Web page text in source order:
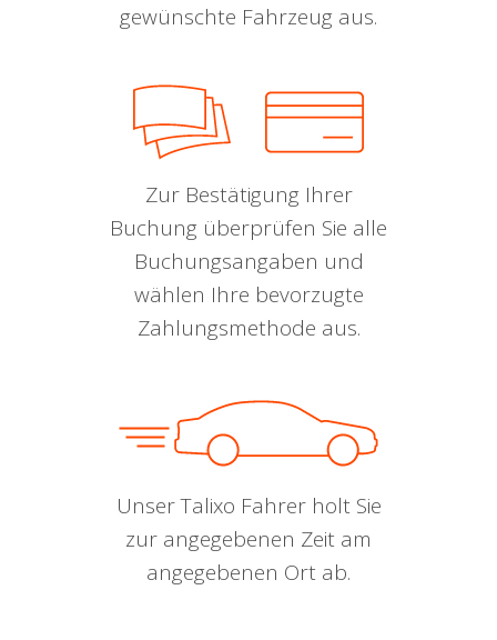
gewünschte Fahrzeug aus.
Zur Bestätigung Ihrer
Buchung überprüfen Sie alle
Buchungsangaben und
wählen Ihre bevorzugte
Zahlungsmethode aus.
Unser Talixo Fahrer holt Sie
zur angegebenen Zeit am
angegebenen Ort ab.